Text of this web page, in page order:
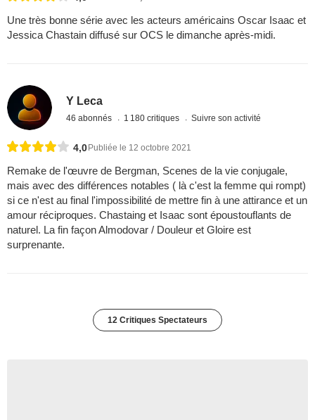
Une très bonne série avec les acteurs américains Oscar Isaac et
Jessica Chastain diffusé sur OCS le dimanche après-midi.
Y Leca
46 abonnés 1 180 critiques Suivre son activité
4,0Publiée le 12 octobre 2021
Remake de l'œuvre de Bergman, Scenes de la vie conjugale,
mais avec des différences notables ( là c'est la femme qui rompt)
si ce n'est au final l'impossibilité de mettre fin à une attirance et un
amour réciproques. Chastaing et Isaac sont époustouflants de
naturel. La fin façon Almodovar / Douleur et Gloire est
surprenante.
12 Critiques Spectateurs